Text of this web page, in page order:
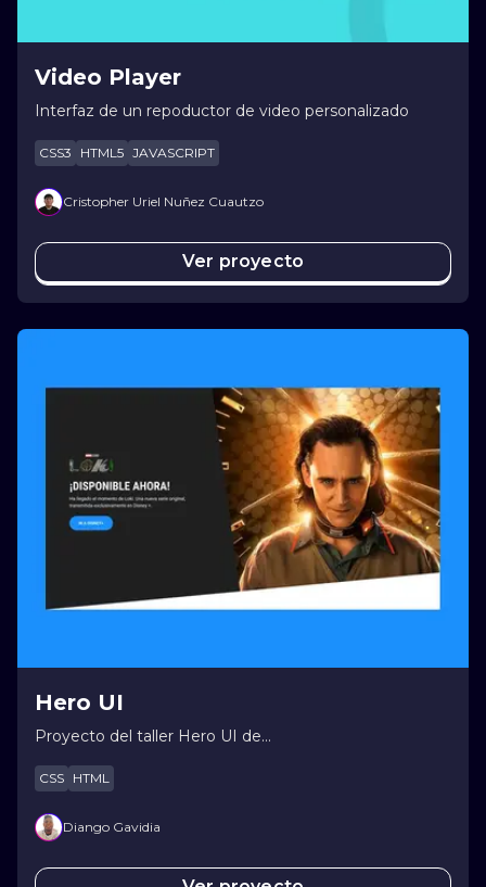
Video Player
Interfaz de un repoductor de video personalizado
CSS3 HTML5 JAVASCRIPT
Cristopher Uriel Nuñez Cuautzo
Ver proyecto
Hero UI
Proyecto del taller Hero UI de
CSS HTML
Diango Gavidia